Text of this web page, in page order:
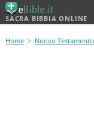
SACRA BIBBIA ONLINE
Home > Nuovo Testamento